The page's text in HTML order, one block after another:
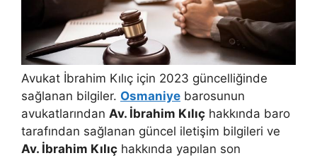
Avukat İbrahim Kılıç için 2023 güncelliğinde
sağlanan bilgiler. Osmaniye barosunun
avukatlarından Av. İbrahim Kılıç hakkında baro
tarafından sağlanan güncel iletişim bilgileri ve
Av. İbrahim Kılıç hakkında yapılan son